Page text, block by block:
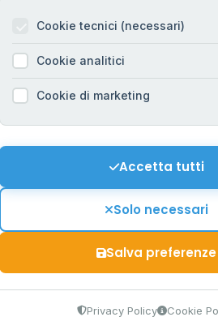
Alto
Informazioni legali
Privacy Policy
Cookie Policy
Mappa del sito
Contattaci
Cookie tecnici (necessari)
Cookie analitici
Cookie di marketing
Accetta tutti
Solo necessari
Salva preferenze
Privacy Policy Cookie